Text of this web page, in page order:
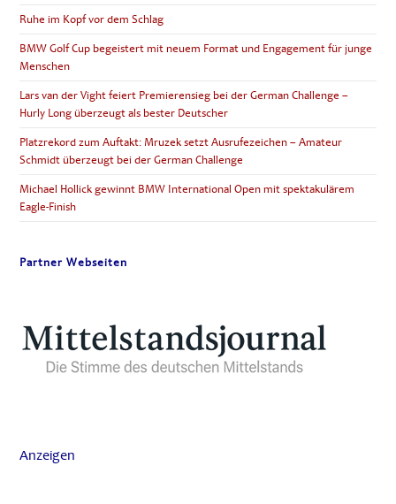
Ruhe im Kopf vor dem Schlag
BMW Golf Cup begeistert mit neuem Format und Engagement für junge
Menschen
Lars van der Vight feiert Premierensieg bei der German Challenge –
Hurly Long überzeugt als bester Deutscher
Platzrekord zum Auftakt: Mruzek setzt Ausrufezeichen – Amateur
Schmidt überzeugt bei der German Challenge
Michael Hollick gewinnt BMW International Open mit spektakulärem
Eagle-Finish
Partner Webseiten
Anzeigen